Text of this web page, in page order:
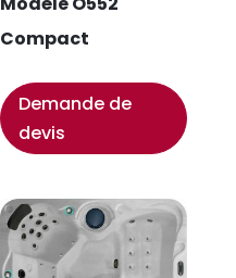
Compact
Demande de
devis